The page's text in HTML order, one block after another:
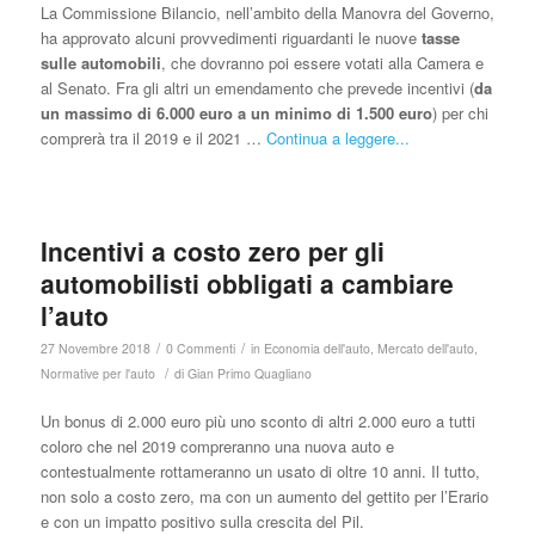
La Commissione Bilancio, nell’ambito della Manovra del Governo,
ha approvato alcuni provvedimenti riguardanti le nuove tasse
sulle automobili, che dovranno poi essere votati alla Camera e
al Senato. Fra gli altri un emendamento che prevede incentivi (da
un massimo di 6.000 euro a un minimo di 1.500 euro) per chi
comprerà tra il 2019 e il 2021 … Continua a leggere...
Incentivi a costo zero per gli
automobilisti obbligati a cambiare
l’auto
27 Novembre 2018 / 0 Commenti / in Economia dell'auto, Mercato dell'auto,
Normative per l'auto / di Gian Primo Quagliano
Un bonus di 2.000 euro più uno sconto di altri 2.000 euro a tutti
coloro che nel 2019 compreranno una nuova auto e
contestualmente rottameranno un usato di oltre 10 anni. Il tutto,
non solo a costo zero, ma con un aumento del gettito per l’Erario
e con un impatto positivo sulla crescita del Pil.